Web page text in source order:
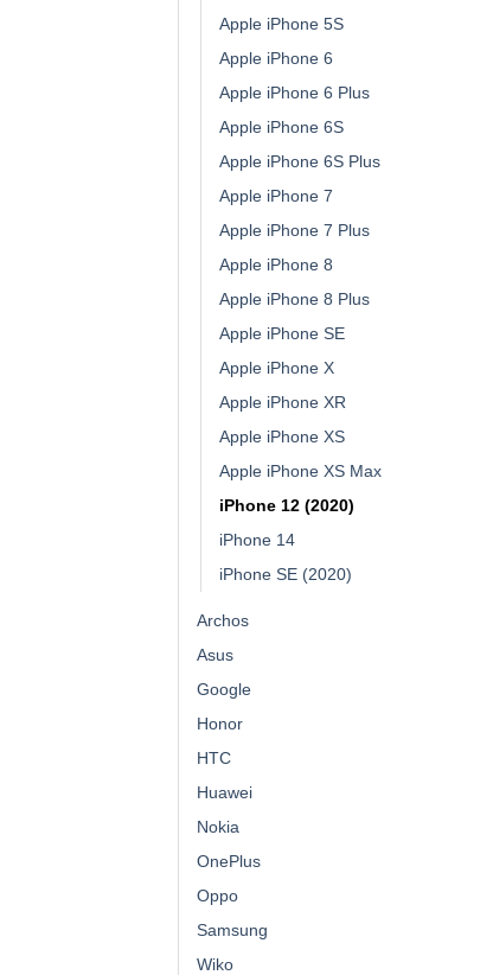
Apple iPhone 5S
Apple iPhone 6
Apple iPhone 6 Plus
Apple iPhone 6S
Apple iPhone 6S Plus
Apple iPhone 7
Apple iPhone 7 Plus
Apple iPhone 8
Apple iPhone 8 Plus
Apple iPhone SE
Apple iPhone X
Apple iPhone XR
Apple iPhone XS
Apple iPhone XS Max
iPhone 12 (2020)
iPhone 14
iPhone SE (2020)
Archos
Asus
Google
Honor
HTC
Huawei
Nokia
OnePlus
Oppo
Samsung
Wiko